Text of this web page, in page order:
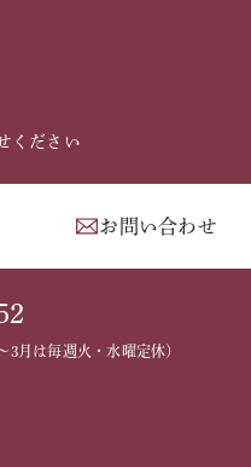
ください
お問い合わせ
月は毎週火・水曜定休）